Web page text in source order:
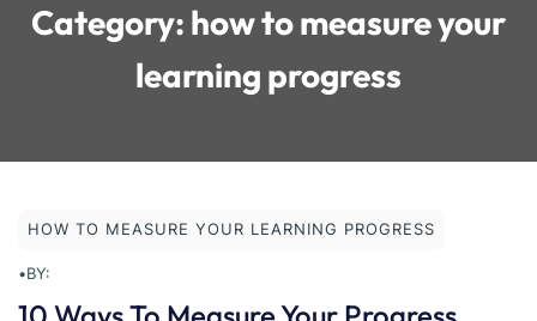
Category: how to measure your
learning progress
HOW TO MEASURE YOUR LEARNING PROGRESS
•BY: